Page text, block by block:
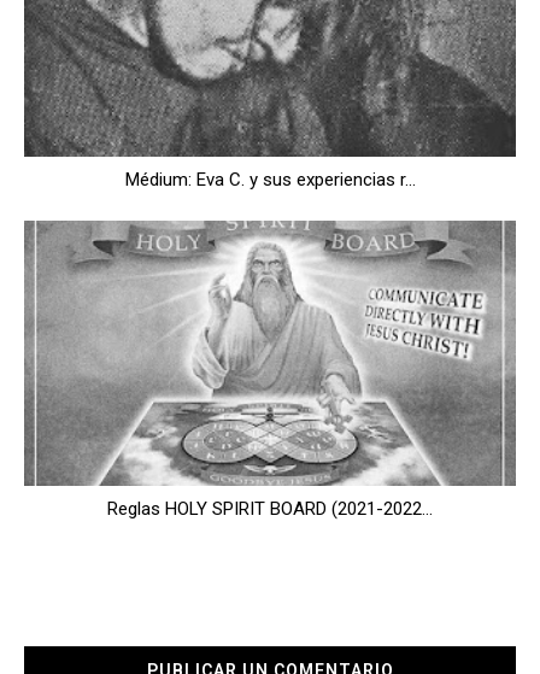
Médium: Eva C. y sus experiencias r...
Reglas HOLY SPIRIT BOARD (2021-2022...